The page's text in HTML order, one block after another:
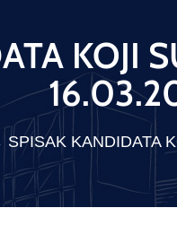
KOJI
SPISAK KANDIDATA